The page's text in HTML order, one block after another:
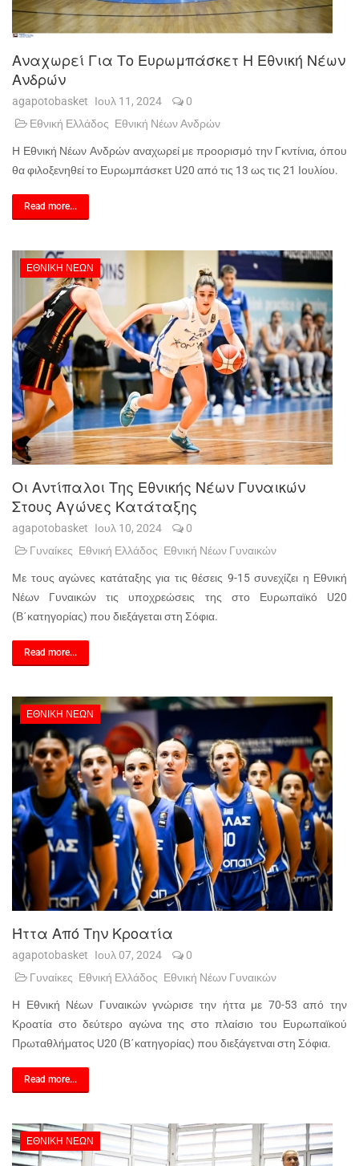
Αναχωρεί Για Το Ευρωμπάσκετ Η Εθνική Νέων
Ανδρών
agapotobasket Ιουλ 11, 2024
0
Εθνική Ελλάδος Εθνική Νέων Ανδρών
Η Εθνική Νέων Ανδρών αναχωρεί με προορισμό την Γκντίνια, όπου
θα φιλοξενηθεί το Ευρωμπάσκετ U20 από τις 13 ως τις 21 Ιουλίου.
Read more...
ΕΘΝΙΚΉ ΝΈΩΝ
Οι Αντίπαλοι Της Εθνικής Νέων Γυναικών
Στους Αγώνες Κατάταξης
agapotobasket Ιουλ 10, 2024
0
Γυναίκες Εθνική Ελλάδος Εθνική Νέων Γυναικών
Με τους αγώνες κατάταξης για τις θέσεις 9-15 συνεχίζει η Εθνική
Νέων Γυναικών τις υποχρεώσεις της στο Ευρωπαϊκό U20
(Β΄κατηγορίας) που διεξάγεται στη Σόφια.
Read more...
ΕΘΝΙΚΉ ΝΈΩΝ
Ήττα Από Την Κροατία
agapotobasket Ιουλ 07, 2024
0
Γυναίκες Εθνική Ελλάδος Εθνική Νέων Γυναικών
Η Εθνική Νέων Γυναικών γνώρισε την ήττα με 70-53 από την
Κροατία στο δεύτερο αγώνα της στο πλαίσιο του Ευρωπαϊκού
Πρωταθλήματος U20 (Β΄κατηγορίας) που διεξάγετναι στη Σόφια.
Read more...
ΕΘΝΙΚΉ ΝΈΩΝ